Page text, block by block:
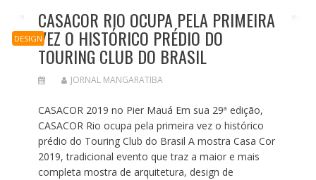
DESIGN
CASACOR RIO OCUPA PELA PRIMEIRA
VEZ O HISTÓRICO PRÉDIO DO
TOURING CLUB DO BRASIL
JORNAL MANGARATIBA
CASACOR 2019 no Pier Mauá Em sua 29ª edição,
CASACOR Rio ocupa pela primeira vez o histórico
prédio do Touring Club do Brasil A mostra Casa Cor
2019, tradicional evento que traz a maior e mais
completa mostra de arquitetura, design de